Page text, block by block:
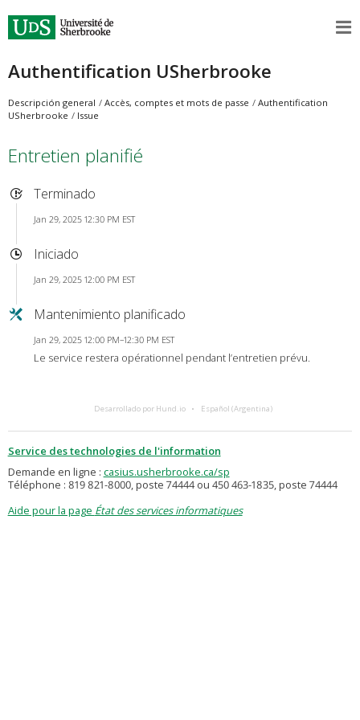
Authentification USherbrooke
Descripción general Accès, comptes et mots de passe
Authentification
USherbrooke
Issue
Entretien planifié
Terminado
Jan 29, 2025 12:30 PM EST
Iniciado
Jan 29, 2025 12:00 PM EST
Mantenimiento planificado
Jan 29, 2025 12:00 PM–12:30 PM EST
Le service restera opérationnel pendant l’entretien prévu.
Desarrollado por Hund.io Español (Argentina)
Service des technologies de l'information
Demande en ligne : casius.usherbrooke.ca/sp
Téléphone : 819 821-8000, poste 74444 ou 450 463-1835, poste 74444
Aide pour la page État des services informatiques